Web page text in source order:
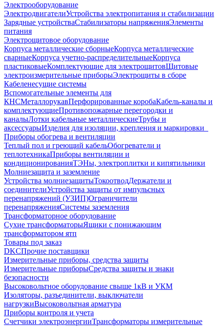
Электрооборудование
ЭлектродвигателиУстройства электропитания и стабилизации
Зарядные устройстваСтабилизаторы напряженияЭлементы
питания
Электрощитовое оборудование
Корпуса металлические сборныеКорпуса металлические
сварныеКорпуса учетно-распределительныеКорпуса
пластиковыеКомплектующие для электрощитовЩитовые
электроизмерительные приборыЭлектрощиты в сборе
Кабеленесущие системы
Вспомогательные элементы для
КНСМеталлорукавПерфорированные коробаКабель-каналы и
комплектующиеПротивопожарные перегородки и
каналыЛотки кабельные металлическиеТрубы и
аксессуарыИзделия для изоляции, крепления и маркировки
Приборы обогрева и вентиляции
Теплый пол и греющий кабельОбогреватели и
теплотехникаПриборы вентиляции и
кондиционированияТЭНы, электроплитки и кипятильники
Молниезащита и заземление
Устройства молниезащитыТокоотводДержатели и
соединителиУстройства защиты от импульсных
перенапряжений (УЗИП)Ограничители
перенапряженияСистемы заземления
Трансформаторное оборудование
Сухие трансформаторыЯщики с понижающим
трансформатором ятп
Товары под заказ
DKCПрочие поставщики
Измерительные приборы, средства защиты
Измерительные приборыСредства защиты и знаки
безопасности
Высоковольтное оборудование свыше 1кВ и УКМ
Изоляторы, разъединители, выключатели
нагрузкиВысоковольтная арматура
Приборы контроля и учета
Счетчики электроэнергииТрансформаторы измерительные